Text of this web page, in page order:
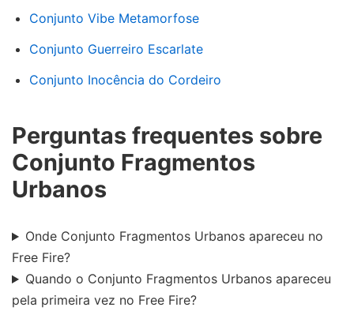
Conjunto Vibe Metamorfose
Conjunto Guerreiro Escarlate
Conjunto Inocência do Cordeiro
Perguntas frequentes sobre
Conjunto Fragmentos
Urbanos
Onde Conjunto Fragmentos Urbanos apareceu no
Free Fire?
Quando o Conjunto Fragmentos Urbanos apareceu
pela primeira vez no Free Fire?